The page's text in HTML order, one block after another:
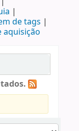
de tags
aquisição